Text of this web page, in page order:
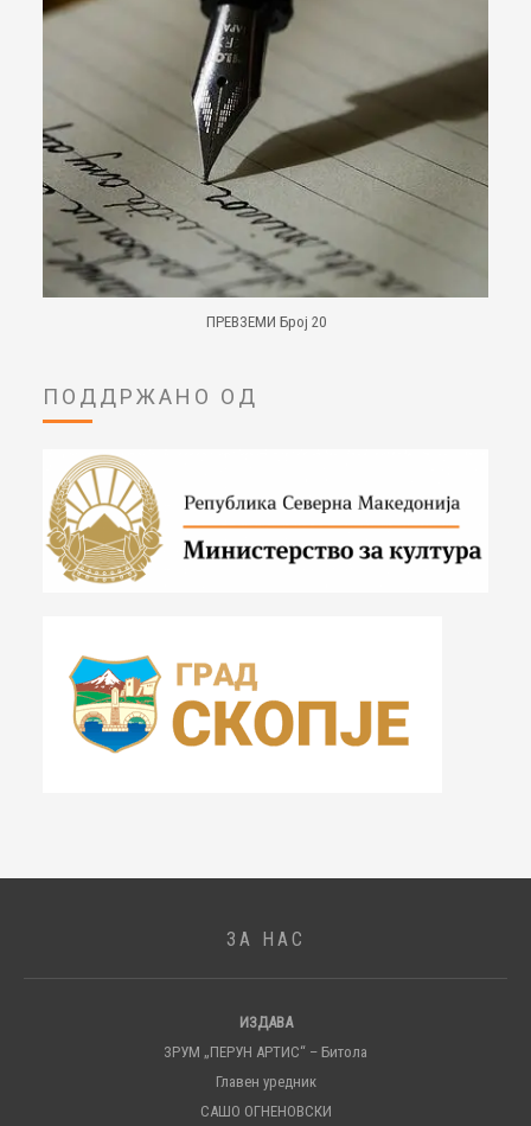
ПРЕВЗЕМИ Број 20
ПОДДРЖАНО ОД
ЗА НАС
ИЗДАВА
ЗРУМ „ПЕРУН АРТИС“ – Битола
Главен уредник
САШО ОГНЕНОВСКИ